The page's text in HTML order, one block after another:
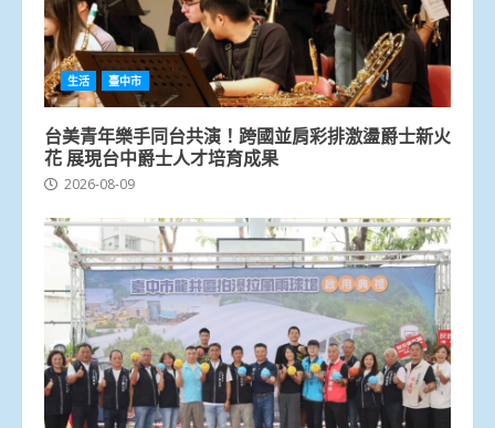
生活 臺中市
台美青年樂手同台共演！跨國並肩彩排激盪爵士新火
花 展現台中爵士人才培育成果
2026-08-09